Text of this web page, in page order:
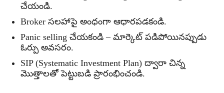
చేయండి.
Broker సలహాపై అంధంగా ఆధారపడకండి.
Panic selling చేయకండి – మార్కెట్ పడిపోయినప్పుడు
ఓర్పు అవసరం.
SIP (Systematic Investment Plan) ద్వారా చిన్న
మొత్తాలతో పెట్టుబడి ప్రారంభించండి.